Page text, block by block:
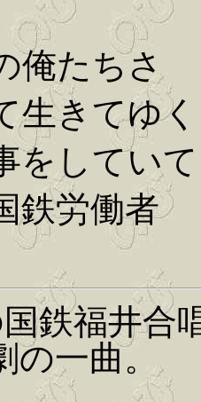
たちさ
きてゆ
してい
鉄労働者
国鉄福井
一曲。